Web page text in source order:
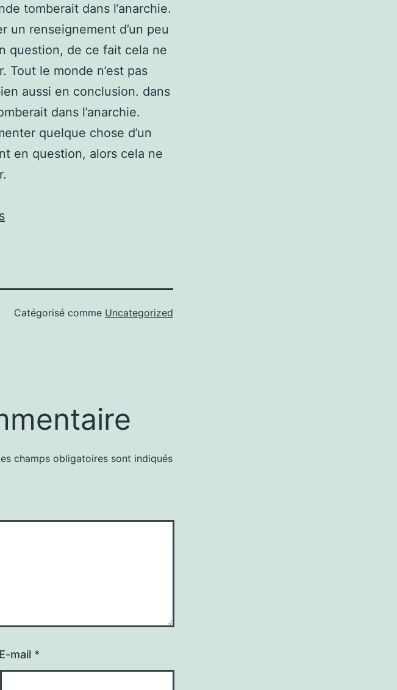
tomberait dans l’anarchie.
un renseignement d’un peu
question, de ce fait cela ne
Tout le monde n’est pas
aussi en conclusion. dans
dans l’anarchie.
quelque chose d’un
en question, alors cela ne
Catégorisé comme Uncategorized
champs obligatoires sont indiqués
E-mail *